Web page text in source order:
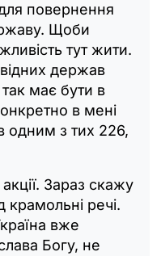
повернення
Щоби
тут жити.
держав
має бути в
в мені
одним з тих 226,
Зараз скажу
крамольні речі.
вже
Богу, не